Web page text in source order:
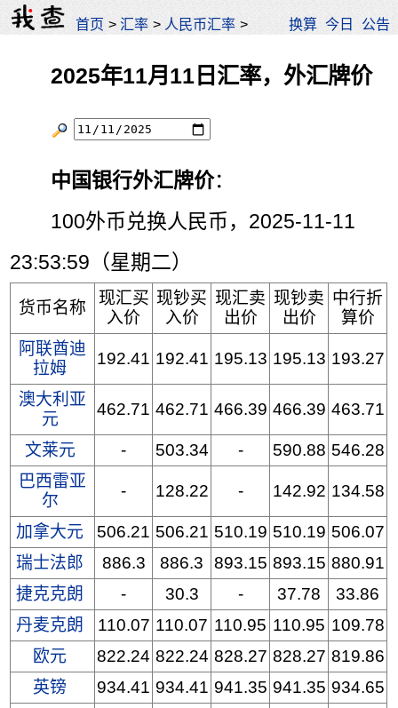
首页 >汇率 > 人民币汇率 > 换算 今日 公告
2025年11月11日汇率，外汇牌价
中国银行外汇牌价：
100外币兑换人民币，2025-11-11
23:53:59（星期二）
货币名称
现汇买
入价
现钞买
入价
现汇卖
出价
现钞卖
出价
中行折
算价
阿联酋迪
拉姆
192.41 192.41 195.13 195.13 193.27
澳大利亚
元
462.71 462.71 466.39 466.39 463.71
文莱元 - 503.34 - 590.88 546.28
巴西雷亚
尔
- 128.22 - 142.92 134.58
加拿大元 506.21 506.21 510.19 510.19 506.07
瑞士法郎
886.3 886.3 893.15 893.15 880.91
捷克克朗
- 30.3 - 37.78
33.86
丹麦克朗
110.07 110.07 110.95 110.95 109.78
欧元
822.24 822.24 828.27 828.27 819.86
英镑
934.41 934.41 941.35 941.35 934.65